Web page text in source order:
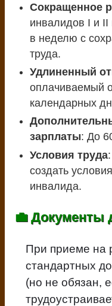
Сокращенное
инвалидов I и
в неделю с
труда.
Удлиненный
оплачиваемый
календарных
зарплаты: До
Условия труда
создать
инвалида.
💼 Документы
При приеме на
стандартных
(но не обязан,